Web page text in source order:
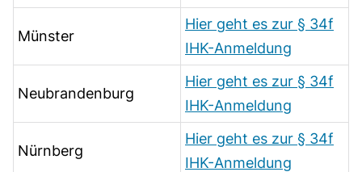
Münster
Hier geht es zur § 34f
IHK-Anmeldung
Neubrandenburg
Hier geht es zur § 34f
IHK-Anmeldung
Nürnberg
Hier geht es zur § 34f
IHK-Anmeldung